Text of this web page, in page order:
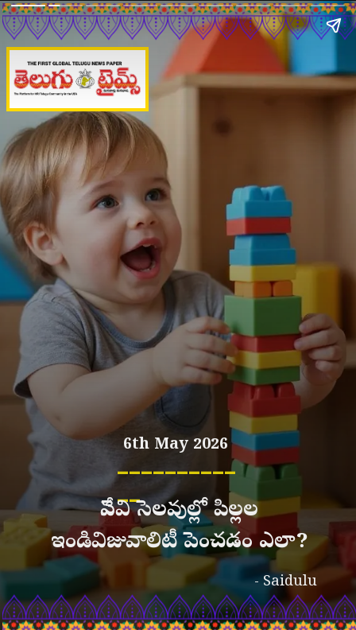
6th May 2026
__________
- Saidulu
వేసవి సెలవుల్లో పిల్లల
ఇండివిజువాలిటీ పెంచడం ఎలా?